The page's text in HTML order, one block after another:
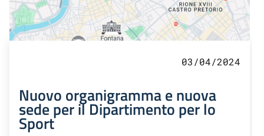
03/04/2024
Nuovo organigramma e nuova
sede per il Dipartimento per lo
Sport